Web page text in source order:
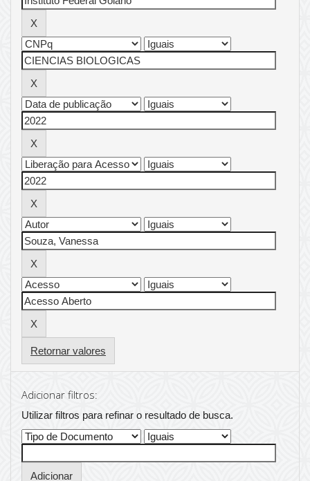
Retornar valores
Adicionar filtros:
Utilizar filtros para refinar o resultado de busca.